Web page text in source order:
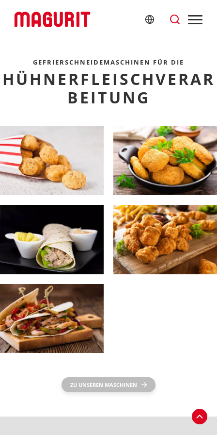
GEFRIERSCHNEIDEMASCHINEN FÜR DIE
HÜHNERFLEISCHVERAR
BEITUNG
ZU UNSEREN MASCHINEN